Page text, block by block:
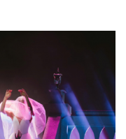
cho bé
tâm hồn